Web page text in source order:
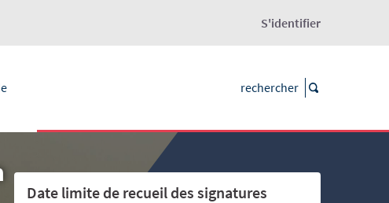
S'identifier
Date limite de recueil des signatures